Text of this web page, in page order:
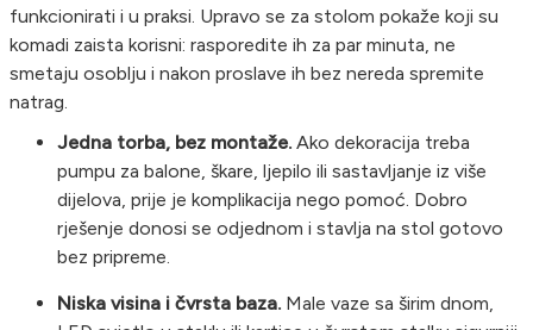
funkcionirati i u praksi. Upravo se za stolom pokaže koji su
komadi zaista korisni: rasporedite ih za par minuta, ne
smetaju osoblju i nakon proslave ih bez nereda spremite
natrag.
Jedna torba, bez montaže. Ako dekoracija treba
pumpu za balone, škare, ljepilo ili sastavljanje iz više
dijelova, prije je komplikacija nego pomoć. Dobro
rješenje donosi se odjednom i stavlja na stol gotovo
bez pripreme.
Niska visina i čvrsta baza. Male vaze sa širim dnom,